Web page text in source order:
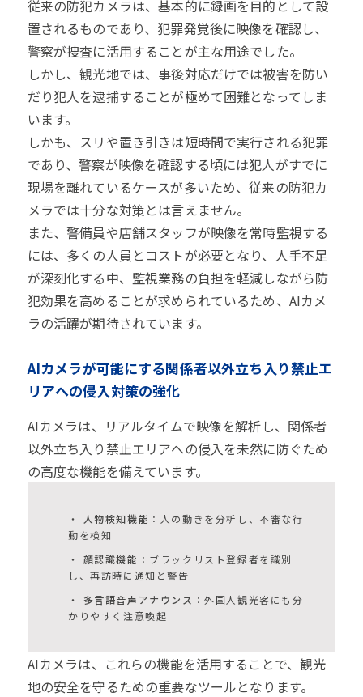
従来の防犯カメラは、基本的に録画を目的として設
置されるものであり、犯罪発覚後に映像を確認し、
警察が捜査に活用することが主な用途でした。
しかし、観光地では、事後対応だけでは被害を防い
だり犯人を逮捕することが極めて困難となってしま
います。
しかも、スリや置き引きは短時間で実行される犯罪
であり、警察が映像を確認する頃には犯人がすでに
現場を離れているケースが多いため、従来の防犯カ
メラでは十分な対策とは言えません。
また、警備員や店舗スタッフが映像を常時監視する
には、多くの人員とコストが必要となり、人手不足
が深刻化する中、監視業務の負担を軽減しながら防
犯効果を高めることが求められているため、AIカメ
ラの活躍が期待されています。
AIカメラが可能にする関係者以外立ち入り禁止エ
リアへの侵入対策の強化
AIカメラは、リアルタイムで映像を解析し、関係者
以外立ち入り禁止エリアへの侵入を未然に防ぐため
の高度な機能を備えています。
人物検知機能 ：人の動きを分析し、不審な行
動を検知
顔認識機能 ：ブラックリスト登録者を識別
し、再訪時に通知と警告
多言語音声アナウンス ：外国人観光客にも分
かりやすく注意喚起
AIカメラは、これらの機能を活用することで、観光
地の安全を守るための重要なツールとなります。